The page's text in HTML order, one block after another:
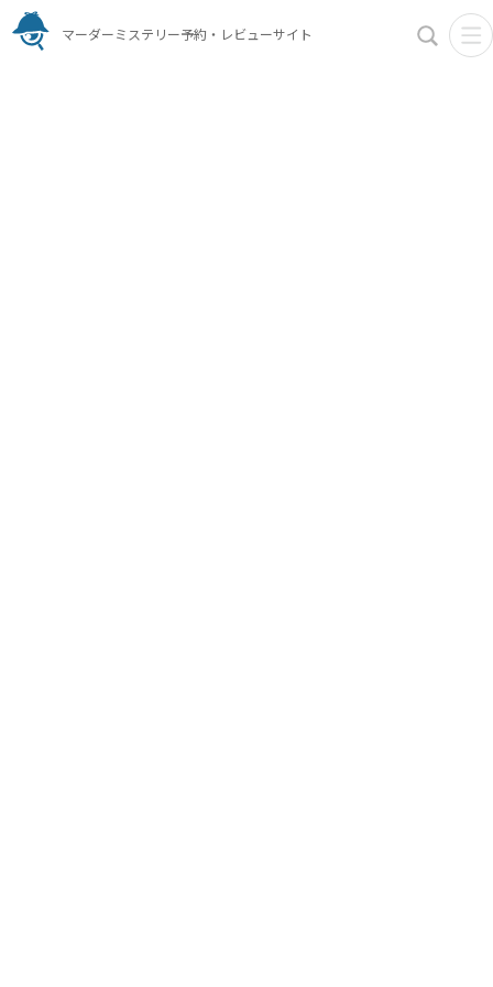
マーダーミステリー予約・レビューサイト